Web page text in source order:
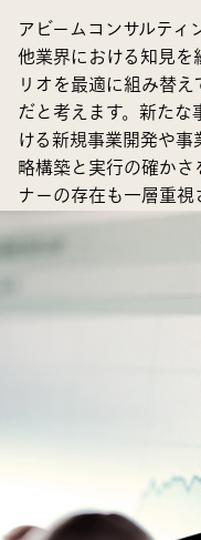
アビームコンサルテ
他業界における知見を
リオを最適に組み替
だと考えます。新た
ける新規事業開発や
略構築と実行の確か
ナーの存在も一層重視